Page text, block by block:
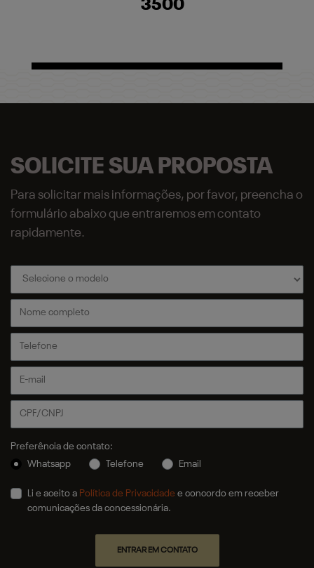
3500
SOLICITE SUA PROPOSTA
Para solicitar mais informações, por favor, preencha o
formulário abaixo que entraremos em contato
rapidamente.
Preferência de contato:
Whatsapp
Telefone Email
Li e aceito a Política de Privacidade e concordo em receber
comunicações da concessionária.
ENTRAR EM CONTATO